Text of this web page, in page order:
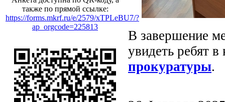
также по прямой ссылке:
https://forms.mkrf.ru/e/2579/xTPLeBU7/?
ap_orgcode=225813
В завершение
увидеть ребят
прокуратуры.